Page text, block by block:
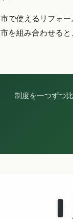
で使えるリフォ
を組み合わせる
制度を一つずつ